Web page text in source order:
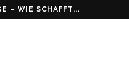
SKÓRĘ DOJRZAŁĄ?